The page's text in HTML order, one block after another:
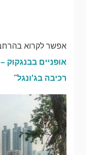
אפשר לקרוא
אופניים בבנגקוק
רכיבה בג'ונגל"